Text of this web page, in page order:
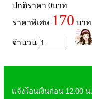
สินค้าเด็ก
สินค้าอื่นๆ
Bode
LYNAE
CeraVe
ปกติราคา0บาท
ราคาพิเศษ 170 บาท
จำนวน
แจ้งโอนเงินก่อน 12.00 น.